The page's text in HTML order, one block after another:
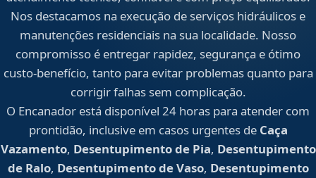
Nos destacamos na execução de serviços hidráulicos e
manutenções residenciais na sua localidade. Nosso
compromisso é entregar rapidez, segurança e ótimo
custo-benefício, tanto para evitar problemas quanto para
corrigir falhas sem complicação.
O Encanador está disponível 24 horas para atender com
prontidão, inclusive em casos urgentes de Caça
Vazamento, Desentupimento de Pia, Desentupimento
de Ralo, Desentupimento de Vaso, Desentupimento